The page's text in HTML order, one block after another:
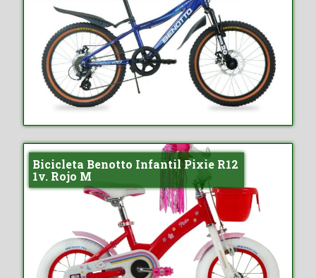
Bicicleta Benotto Infantil Pixie R12
1v. Rojo M